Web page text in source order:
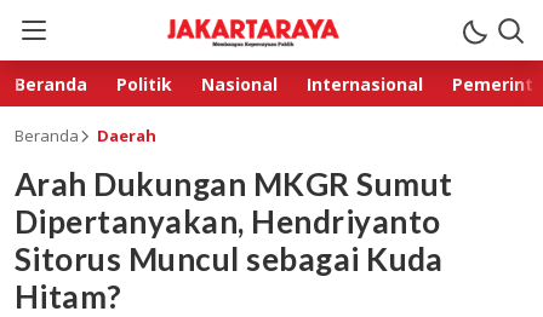
Beranda Politik Nasional Internasional
Beranda Daerah
Arah Dukungan MKGR Sumut
Dipertanyakan, Hendriyanto
Sitorus Muncul sebagai Kuda
Hitam?